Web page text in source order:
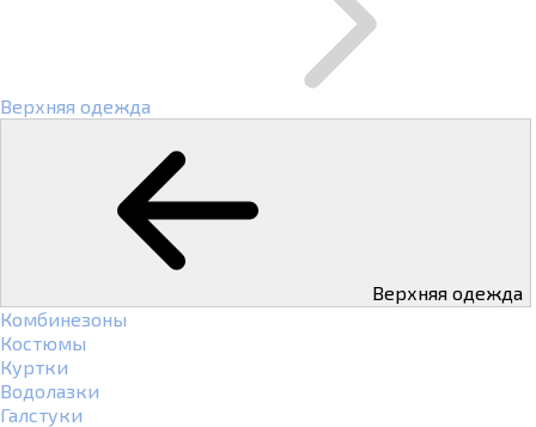
Верхняя одежда
Верхняя одежда
Комбинезоны
Костюмы
Куртки
Водолазки
Галстуки